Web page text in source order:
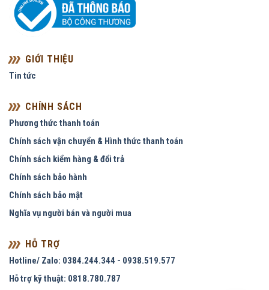
GIỚI THIỆU
Tin tức
CHÍNH SÁCH
Phương thức thanh toán
Chính sách vận chuyển & Hình thức thanh toán
Chính sách kiểm hàng & đổi trả
Chính sách bảo hành
Chính sách bảo mật
Nghĩa vụ người bán và người mua
HỖ TRỢ
Hotline/ Zalo: 0384.244.344 - 0938.519.577
Hỗ trợ kỹ thuật: 0818.780.787